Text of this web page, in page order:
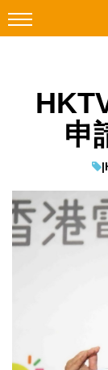
Facebook
遊戲動漫
教學評測
Enterprise
申
|